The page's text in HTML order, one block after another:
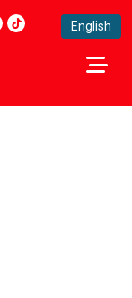
English